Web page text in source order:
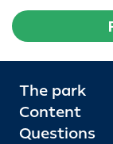
The park
Content
Questions